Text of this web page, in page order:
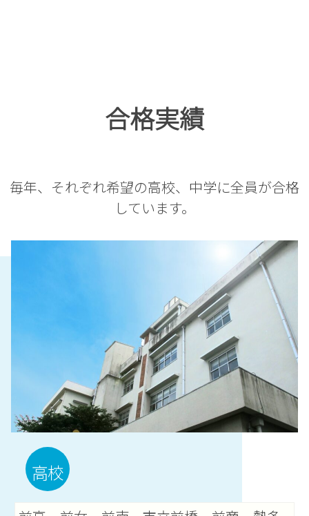
合格実績
毎年、それぞれ希望の高校、中学に全員が合格
しています。
高校